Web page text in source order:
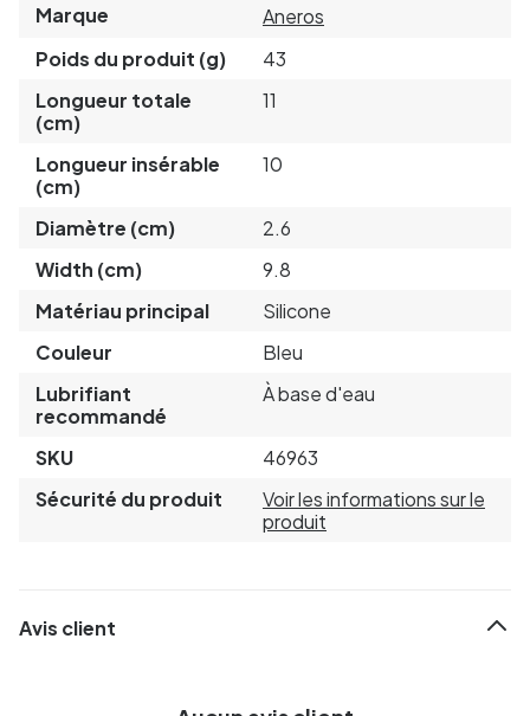
Marque
Aneros
Poids du produit (g)
43
Longueur totale
(cm)
11
Longueur insérable
(cm)
10
Diamètre (cm)
2.6
Width (cm)
9.8
Matériau principal
Silicone
Couleur
Bleu
Lubrifiant
recommandé
À base d'eau
SKU
46963
Sécurité du produit
Voir les informations sur le
produit
Avis client